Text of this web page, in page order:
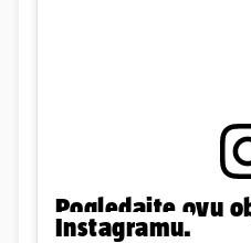
Pogledajte ovu
Instagramu.